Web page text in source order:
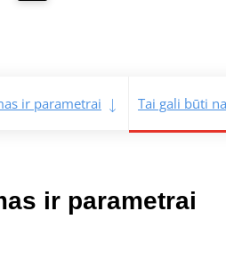
ir parametrai Tai gali būti
ir parametrai